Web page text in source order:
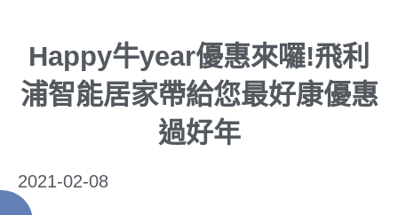
Happy牛year優惠來囉!飛利
浦智能居家帶給您最好康優惠
過好年
2021-02-08